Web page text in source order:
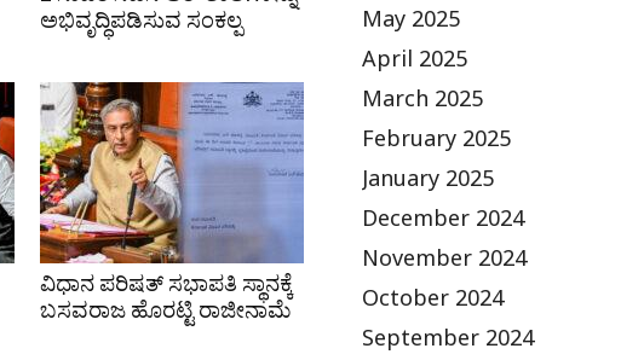
ಅಭಿವೃದ್ಧಿಪಡಿಸುವ ಸಂಕಲ್ಪ
ವಿಧಾನ ಪರಿಷತ್ ಸಭಾಪತಿ ಸ್ಥಾನಕ್ಕೆ
ಬಸವರಾಜ ಹೊರಟ್ಟಿ ರಾಜೀನಾಮೆ
May 2025
April 2025
March 2025
February 2025
January 2025
December 2024
November 2024
October 2024
September 2024